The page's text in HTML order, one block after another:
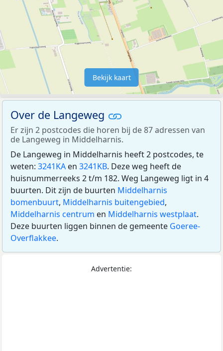
Bekijk kaart
Over de Langeweg
Er zijn 2 postcodes die horen bij de 87 adressen van
de Langeweg in Middelharnis.
De Langeweg in Middelharnis heeft 2 postcodes, te
weten: 3241KA en 3241KB. Deze weg heeft de
huisnummerreeks 2 t/m 182. Weg Langeweg ligt in 4
buurten. Dit zijn de buurten Middelharnis
bomenbuurt, Middelharnis buitengebied,
Middelharnis centrum en Middelharnis westplaat.
Deze buurten liggen binnen de gemeente Goeree-
Overflakkee.
Advertentie: